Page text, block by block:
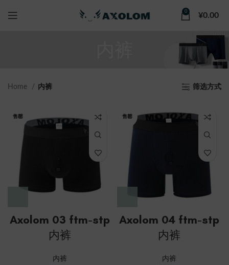
0 ¥0.00
Home 内裤 筛选方式
售罄
Axolom 03 ftm-stp
内裤
内裤
售罄
Axolom 04 ftm-stp
内裤
内裤